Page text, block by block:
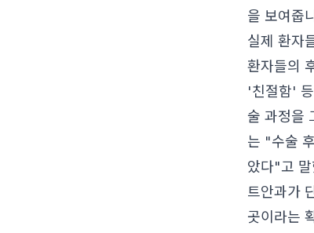
을 보여줍
실제 환자
환자들의
'친절함'
술 과정을
는 "수술
았다"고
트안과가
곳이라는